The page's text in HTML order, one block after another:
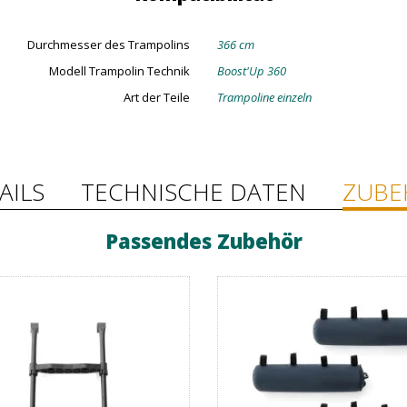
Durchmesser des Trampolins
366 cm
Modell Trampolin Technik
Boost'Up 360
Art der Teile
Trampoline einzeln
TECHNISCHE DATEN
Passendes Zubehör